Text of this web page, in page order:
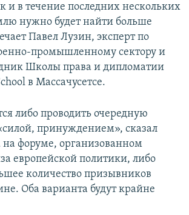
и в течение последних нескольких
нужно будет найти больше
Павел Лузин, эксперт по
промышленному сектору и
Школы права и дипломатии
в Массачусетсе.
либо проводить очередную
принуждением», сказал
на форуме, организованном
европейской политики, либо
количество призывников
Оба варианта будут крайне